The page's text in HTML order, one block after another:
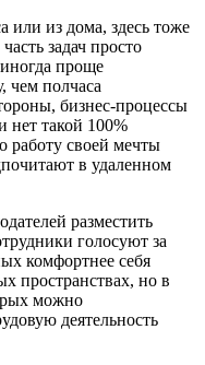
или из дома, здесь тоже
задач просто
проще
чем полчаса
бизнес-процессы
нет такой 100%
работу своей мечты
в удаленном
разместить
голосуют за
комфортнее себя
пространствах, но в
можно
деятельность